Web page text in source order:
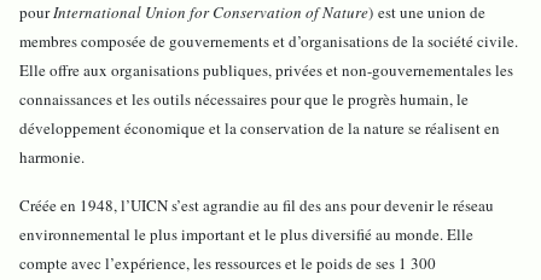
pourInternational Union for Conservation of Nature) est une union de
membres composée de gouvernements et d’organisations de la société civile.
Elle offre aux organisations publiques, privées et non-gouvernementales les
connaissances et les outils nécessaires pour que le progrès humain, le
développement économique et la conservation de la nature se réalisent en
harmonie.
Créée en 1948, l’UICN s’est agrandie au fil des ans pour devenir le réseau
environnemental le plus important et le plus diversifié au monde. Elle
compte avec l’expérience, les ressources et le poids de ses 1 300